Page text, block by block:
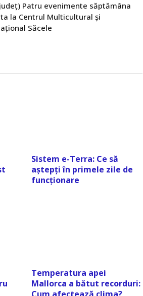
Patru evenimente săptămâna
la Centrul Multicultural și
Săcele
Sistem e-Terra: Ce să
aștepți în primele zile de
funcționare
Temperatura apei
Mallorca a bătut recorduri: